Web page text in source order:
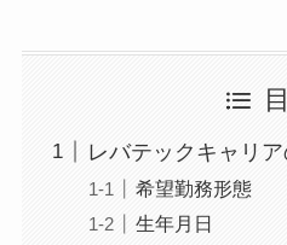
レバテックキャリ
希望勤務形態
生年月日